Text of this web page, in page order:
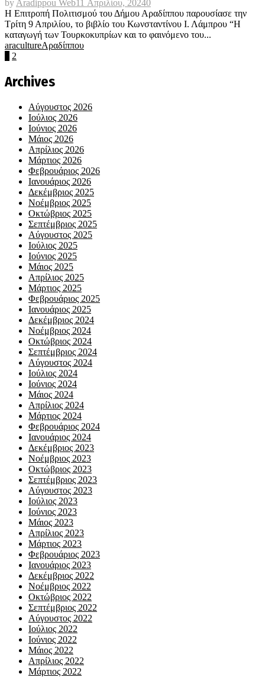
by Aradippou Web11 Απριλίου, 20240
Η Επιτροπή Πολιτισμού του Δήμου Αραδίππου παρουσίασε την
Τρίτη 9 Απριλίου, το βιβλίο του Κωνσταντίνου Ι. Λάμπρου “Η
καταγωγή των Τουρκοκυπρίων και το φαινόμενο του...
aracultureΑραδίππου
Σελιδοποίηση
άρθρων
2
Archives
Αύγουστος 2026
Ιούλιος 2026
Ιούνιος 2026
Μάιος 2026
Απρίλιος 2026
Μάρτιος 2026
Φεβρουάριος 2026
Ιανουάριος 2026
Δεκέμβριος 2025
Νοέμβριος 2025
Οκτώβριος 2025
Σεπτέμβριος 2025
Αύγουστος 2025
Ιούλιος 2025
Ιούνιος 2025
Μάιος 2025
Απρίλιος 2025
Μάρτιος 2025
Φεβρουάριος 2025
Ιανουάριος 2025
Δεκέμβριος 2024
Νοέμβριος 2024
Οκτώβριος 2024
Σεπτέμβριος 2024
Αύγουστος 2024
Ιούλιος 2024
Ιούνιος 2024
Μάιος 2024
Απρίλιος 2024
Μάρτιος 2024
Φεβρουάριος 2024
Ιανουάριος 2024
Δεκέμβριος 2023
Νοέμβριος 2023
Οκτώβριος 2023
Σεπτέμβριος 2023
Αύγουστος 2023
Ιούλιος 2023
Ιούνιος 2023
Μάιος 2023
Απρίλιος 2023
Μάρτιος 2023
Φεβρουάριος 2023
Ιανουάριος 2023
Δεκέμβριος 2022
Νοέμβριος 2022
Οκτώβριος 2022
Σεπτέμβριος 2022
Αύγουστος 2022
Ιούλιος 2022
Ιούνιος 2022
Μάιος 2022
Απρίλιος 2022
Μάρτιος 2022